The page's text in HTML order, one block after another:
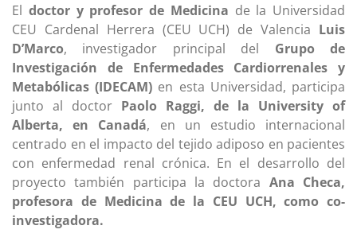
El doctor y profesor de Medicina de la Universidad
CEU Cardenal Herrera (CEU UCH) de Valencia Luis
D’Marco, investigador principal del Grupo de
Investigación de Enfermedades Cardiorrenales y
Metabólicas (IDECAM) en esta Universidad, participa
junto al doctor Paolo Raggi, de la University of
Alberta, en Canadá, en un estudio internacional
centrado en el impacto del tejido adiposo en pacientes
con enfermedad renal crónica. En el desarrollo del
proyecto también participa la doctora Ana Checa,
profesora de Medicina de la CEU UCH, como co-
investigadora.